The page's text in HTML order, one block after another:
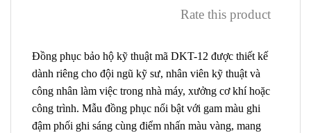
Rate this product
Đồng phục bảo hộ kỹ thuật mã DKT-12 được thiết kế
dành riêng cho đội ngũ kỹ sư, nhân viên kỹ thuật và
công nhân làm việc trong nhà máy, xưởng cơ khí hoặc
công trình. Mẫu đồng phục nổi bật với gam màu ghi
đậm phối ghi sáng cùng điểm nhấn màu vàng, mang